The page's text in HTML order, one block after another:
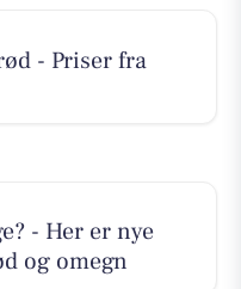
- Priser fra
- Her er nye
og omegn